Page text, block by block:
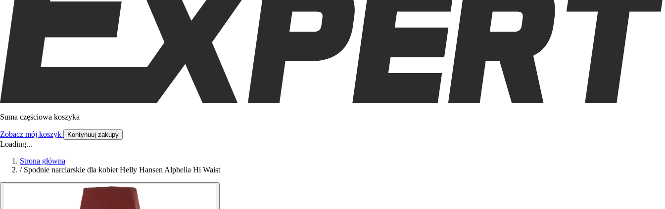
Suma częściowa koszyka
Zobacz mój koszyk Kontynuuj zakupy
Loading...
Strona główna
/ Spodnie narciarskie dla kobiet Helly Hansen Alphelia Hi Waist